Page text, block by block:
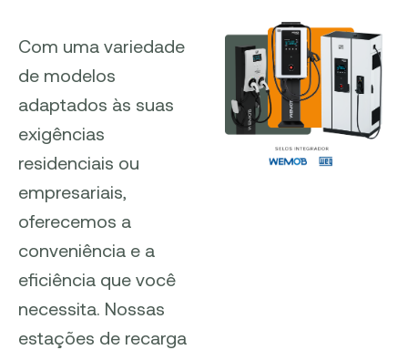
Com uma variedade
de modelos
adaptados às suas
exigências
residenciais ou
empresariais,
oferecemos a
conveniência e a
eficiência que você
necessita. Nossas
estações de recarga